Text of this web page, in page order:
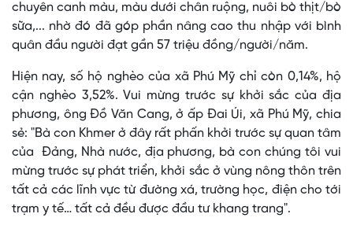
chuyên canh màu, màu dưới chân ruộng, nuôi bò thịt/bò
sữa,... nhờ đó đã góp phần nâng cao thu nhập với bình
quân đầu người đạt gần 57 triệu đồng/người/năm.
Hiện nay, số hộ nghèo của xã Phú Mỹ chỉ còn 0,14%, hộ
cận nghèo 3,52%. Vui mừng trước sự khởi sắc của địa
phương, ông Đồ Văn Cang, ở ấp Đai Úi, xã Phú Mỹ, chia
sẻ: "Bà con Khmer ở đây rất phấn khởi trước sự quan tâm
của Đảng, Nhà nước, địa phương, bà con chúng tôi vui
mừng trước sự phát triển, khởi sắc ở vùng nông thôn trên
tất cả các lĩnh vực từ đường xá, trường học, điện cho tới
trạm y tế… tất cả đều được đầu tư khang trang".